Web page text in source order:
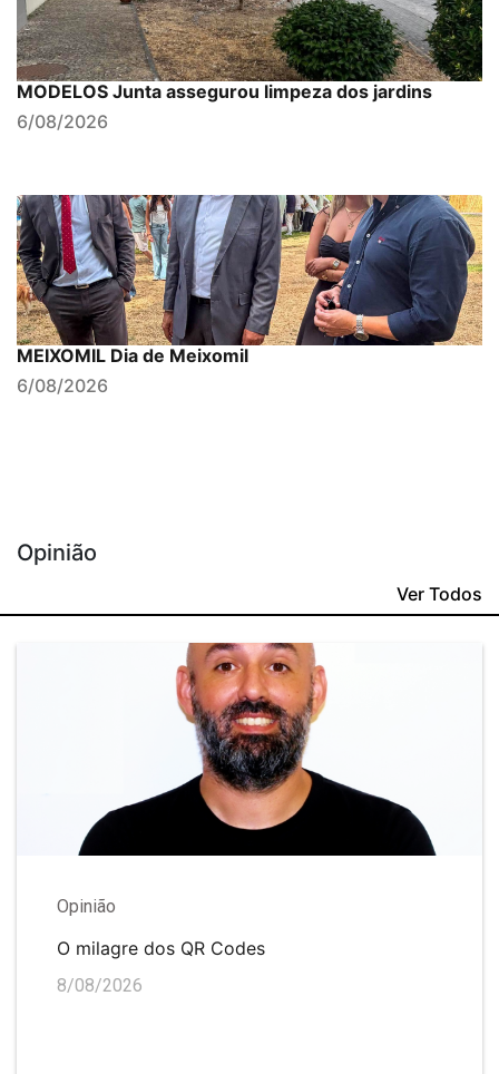
MODELOS Junta assegurou limpeza dos jardins
6/08/2026
MEIXOMIL Dia de Meixomil
6/08/2026
Opinião
Ver Todos
Opinião
O milagre dos QR Codes
8/08/2026